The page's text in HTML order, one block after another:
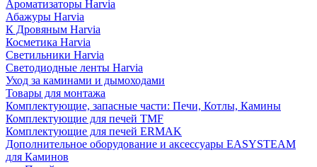
Ароматизаторы Harvia
Абажуры Harvia
К Дровяным Harvia
Косметика Harvia
Светильники Harvia
Светодиодные ленты Harvia
Уход за каминами и дымоходами
Товары для монтажа
Комплектующие, запасные части: Печи, Котлы, Камины
Комплектующие для печей TMF
Комплектующие для печей ERMAK
Дополнительное оборудование и аксессуары EASYSTEAM
для Каминов